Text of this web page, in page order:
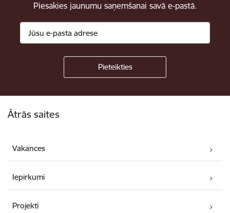
Piesakies jaunumu saņemšanai savā e-pastā.
Ātrās saites
Vakances
Iepirkumi
Projekti